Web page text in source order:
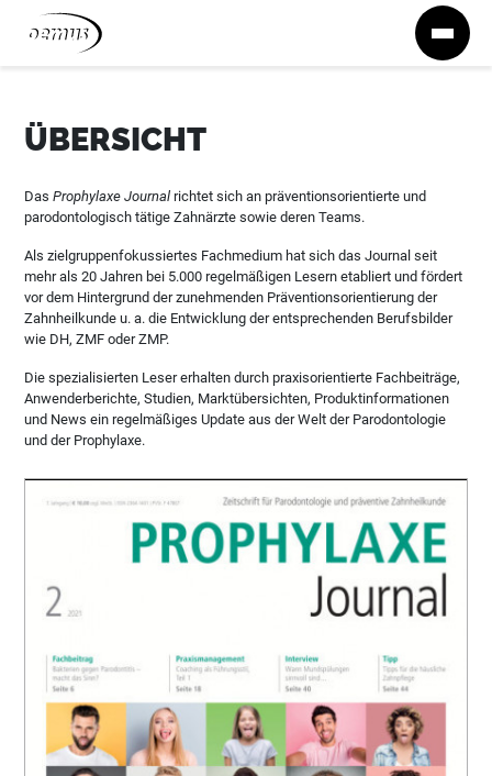
Zum Inhalt springen
ÜBERSICHT
DasProphylaxe Journal richtet sich an präventionsorientierte und
parodontologisch tätige Zahnärzte sowie deren Teams.
Als zielgruppenfokussiertes Fachmedium hat sich das Journal seit
mehr als 20 Jahren bei 5.000 regelmäßigen Lesern etabliert und fördert
vor dem Hintergrund der zunehmenden Präventionsorientierung der
Zahnheilkunde u. a. die Entwicklung der entsprechenden Berufsbilder
wie DH, ZMF oder ZMP.
Die spezialisierten Leser erhalten durch praxisorientierte Fachbeiträge,
Anwenderberichte, Studien, Marktübersichten, Produktinformationen
und News ein regelmäßiges Update aus der Welt der Parodontologie
und der Prophylaxe.